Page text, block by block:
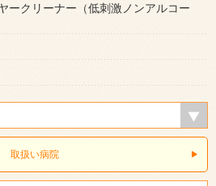
ークリーナー（低刺激ノンアルコー
取扱い病院